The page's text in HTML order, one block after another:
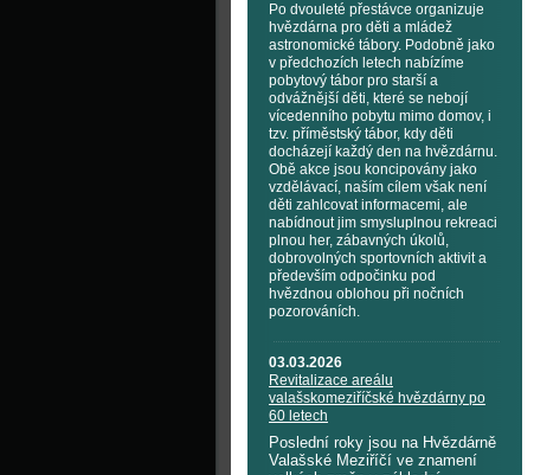
Po dvouleté přestávce organizuje
hvězdárna pro děti a mládež
astronomické tábory. Podobně jako
v předchozích letech nabízíme
pobytový tábor pro starší a
odvážnější děti, které se nebojí
vícedenního pobytu mimo domov, i
tzv. příměstský tábor, kdy děti
docházejí každý den na hvězdárnu.
Obě akce jsou koncipovány jako
vzdělávací, naším cílem však není
děti zahlcovat informacemi, ale
nabídnout jim smysluplnou rekreaci
plnou her, zábavných úkolů,
dobrovolných sportovních aktivit a
především odpočinku pod
hvězdnou oblohou při nočních
pozorováních.
03.03.2026
Revitalizace areálu
valašskomeziříčské hvězdárny po
60 letech
Poslední roky jsou na Hvězdárně
Valašské Meziříčí ve znamení